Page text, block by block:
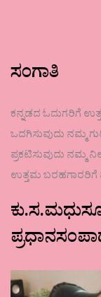
ಸಂಗಾತಿ
ಕನ್ನಡದ ಓದುಗರಿಗೆ
ಒದಗಿಸುವುದು ನಮ್ಮ
ಪ್ರಕಟಿಸುವುದು ನಮ್ಮ
ಉತ್ತಮ ಬರಹಗಾರರಿಗೆ